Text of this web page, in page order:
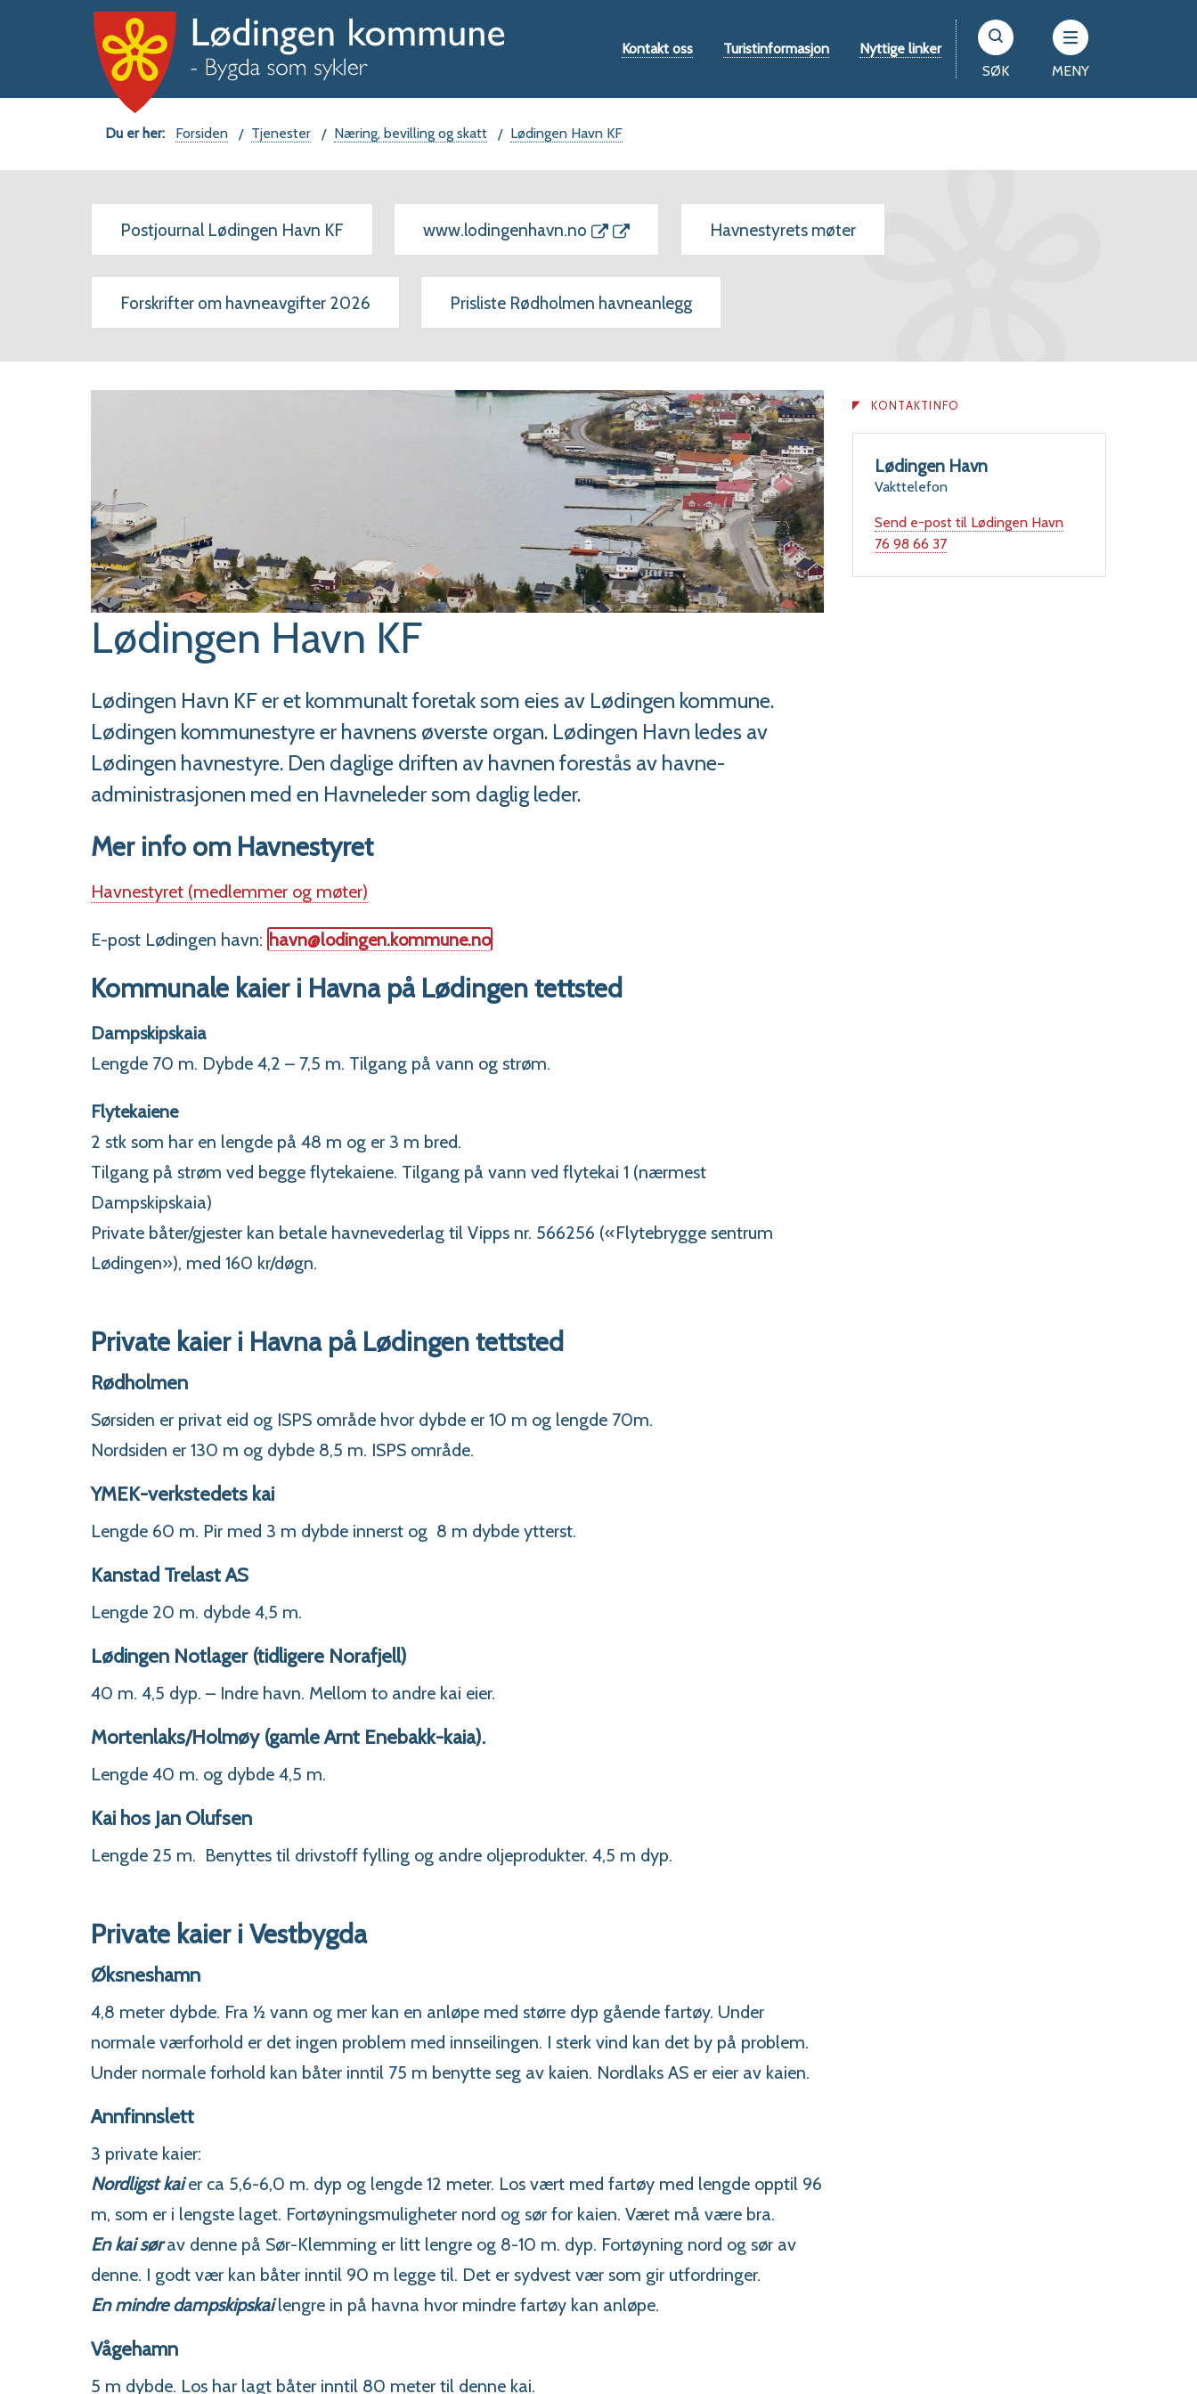
Kontakt oss Turistinformasjon
Nyttige linker
SØK
MENY
Du
er
Forsiden Tjenester Næring, bevilling og skatt Lødingen Havn KF
Postjournal Lødingen Havn KF www.lodingenhavn.no Havnestyrets møter
Forskrifter om havneavgifter 2026 Prisliste Rødholmen havneanlegg
Lødingen Havn KF
Lødingen Havn KF er et kommunalt foretak som eies av Lødingen kommune.
Lødingen kommunestyre er havnens øverste organ. Lødingen Havn ledes av
Lødingen havnestyre. Den daglige driften av havnen forestås av havne-
administrasjonen med en Havneleder som daglig leder.
Mer info om Havnestyret
Havnestyret (medlemmer og møter)
E-post Lødingen havn: havn@lodingen.kommune.no
Kommunale kaier i Havna på Lødingen tettsted
Dampskipskaia
Lengde 70 m. Dybde 4,2 – 7,5 m. Tilgang på vann og strøm.
Flytekaiene
2 stk som har en lengde på 48 m og er 3 m bred.
Tilgang på strøm ved begge flytekaiene. Tilgang på vann ved flytekai 1 (nærmest
Dampskipskaia)
Private båter/gjester kan betale havnevederlag til Vipps nr. 566256 («Flytebrygge sentrum
Lødingen»), med 160 kr/døgn.
Private kaier i Havna på Lødingen tettsted
Rødholmen
Sørsiden er privat eid og ISPS område hvor dybde er 10 m og lengde 70m.
Nordsiden er 130 m og dybde 8,5 m. ISPS område.
YMEK-verkstedets kai
Lengde 60 m. Pir med 3 m dybde innerst og 8 m dybde ytterst.
Kanstad Trelast AS
Lengde 20 m. dybde 4,5 m.
Lødingen Notlager (tidligere Norafjell)
40 m. 4,5 dyp. – Indre havn. Mellom to andre kai eier.
Mortenlaks/Holmøy (gamle Arnt Enebakk-kaia).
Lengde 40 m. og dybde 4,5 m.
Kai hos Jan Olufsen
Lengde 25 m. Benyttes til drivstoff fylling og andre oljeprodukter. 4,5 m dyp.
Private kaier i Vestbygda
Øksneshamn
4,8 meter dybde. Fra ½ vann og mer kan en anløpe med større dyp gående fartøy. Under
normale værforhold er det ingen problem med innseilingen. I sterk vind kan det by på problem.
Under normale forhold kan båter inntil 75 m benytte seg av kaien. Nordlaks AS er eier av kaien.
Annfinnslett
3 private kaier:
Nordligst kai er ca 5,6-6,0 m. dyp og lengde 12 meter. Los vært med fartøy med lengde opptil 96
m, som er i lengste laget. Fortøyningsmuligheter nord og sør for kaien. Været må være bra.
En kai sør av denne på Sør-Klemming er litt lengre og 8-10 m. dyp. Fortøyning nord og sør av
denne. I godt vær kan båter inntil 90 m legge til. Det er sydvest vær som gir utfordringer.
En mindre dampskipskai lengre in på havna hvor mindre fartøy kan anløpe.
Vågehamn
5 m dybde. Los har lagt båter inntil 80 meter til denne kai.
KONTAKTINFO
Lødingen Havn
Vakttelefon
Send e-post til Lødingen Havn
Telefon
76 98 66 37